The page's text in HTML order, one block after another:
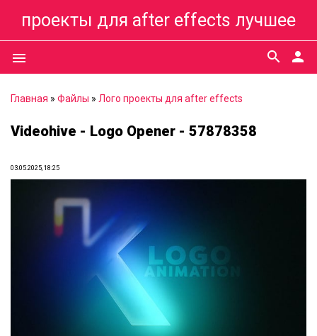
проекты для after effects лучшее
menu person
search
Главная » Файлы » Лого проекты для after effects
Videohive - Logo Opener - 57878358
03.05.2025, 18:25